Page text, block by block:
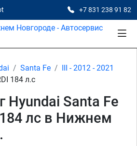
+7 831 238 91 82
Santa Fe
III - 2012 - 2021
184 л.с
Hyundai Santa Fe
184 лс в Нижнем